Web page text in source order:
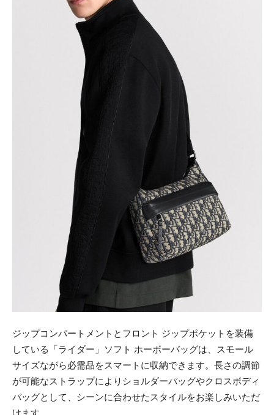
ジップコンパートメントとフロント ジップポケットを装備
している「ライダー」ソフト ホーボーバッグは、スモール
サイズながら必需品をスマートに収納できます。長さの調節
が可能なストラップによりショルダーバッグやクロスボディ
バッグとして、シーンに合わせたスタイルをお楽しみいただ
けます。